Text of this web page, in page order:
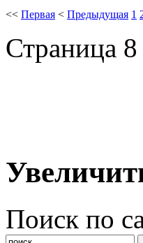
<< Первая < Предыдущая 1
Страница 8
Поиск по